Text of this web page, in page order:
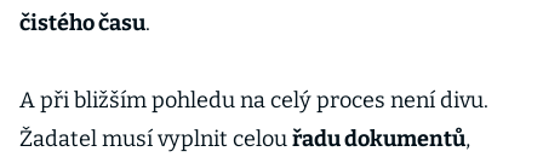
čistého času.
A při bližším pohledu na celý proces není divu.
Žadatel musí vyplnit celouřadu dokumentů,